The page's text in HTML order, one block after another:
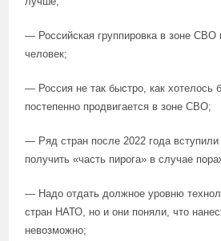
— Российская группировка в зоне СВО
человек;
— Россия не так быстро, как хотелось
постепенно продвигается в зоне СВО;
— Ряд стран после 2022 года
получить «часть пирога» в случае
— Надо отдать должное уровню
стран НАТО, но и они поняли, что
невозможно;